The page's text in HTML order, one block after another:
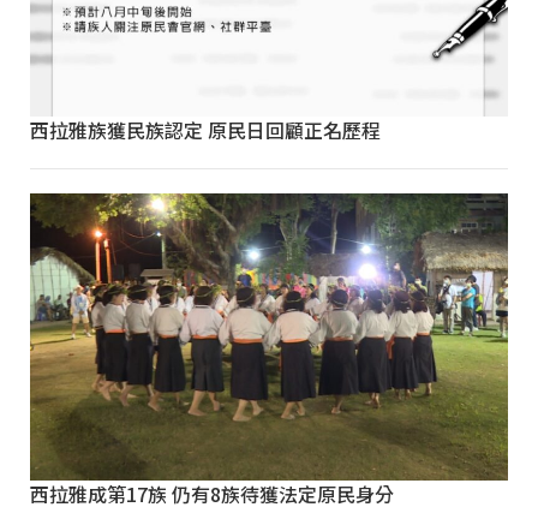
西拉雅族獲民族認定 原民日回顧正名歷程
西拉雅成第17族 仍有8族待獲法定原民身分